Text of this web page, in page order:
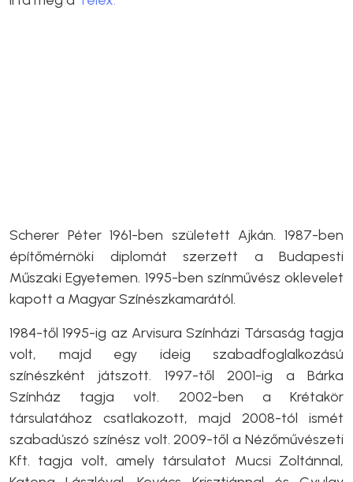
Scherer Péter 1961-ben született Ajkán. 1987-ben
építőmérnöki diplomát szerzett a Budapesti
Műszaki Egyetemen. 1995-ben színművész oklevelet
kapott a Magyar Színészkamarától.
1984-től 1995-ig az Arvisura Színházi Társaság tagja
volt, majd egy ideig szabadfoglalkozású
színészként játszott. 1997-től 2001-ig a Bárka
Színház tagja volt. 2002-ben a Krétakör
társulatához csatlakozott, majd 2008-tól ismét
szabadúszó színész volt. 2009-től a Nézőművészeti
Kft. tagja volt, amely társulatot Mucsi Zoltánnal,